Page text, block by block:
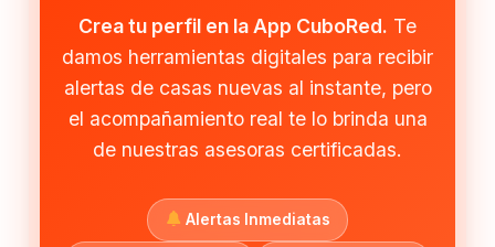
Crea tu perfil en la App CuboRed. Te
damos herramientas digitales para recibir
alertas de casas nuevas al instante, pero
el acompañamiento real te lo brinda una
de nuestras asesoras certificadas.
Alertas Inmediatas